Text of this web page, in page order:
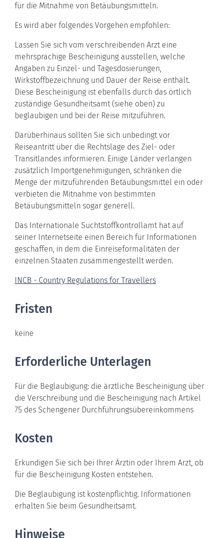
für die Mitnahme von Betäubungsmitteln.
Es wird aber folgendes Vorgehen empfohlen:
Lassen Sie sich vom verschreibenden Arzt eine
mehrsprachige Bescheinigung ausstellen, welche
Angaben zu Einzel- und Tagesdosierungen,
Wirkstoffbezeichnung und Dauer der Reise enthält.
Diese Bescheinigung ist ebenfalls durch das örtlich
zuständige Gesundheitsamt (siehe oben) zu
beglaubigen und bei der Reise mitzuführen.
Darüberhinaus sollten Sie sich unbedingt vor
Reiseantritt über die Rechtslage des Ziel- oder
Transitlandes informieren. Einige Länder verlangen
zusätzlich Importgenehmigungen, schränken die
Menge der mitzuführenden Betäubungsmittel ein oder
verbieten die Mitnahme von bestimmten
Betäubungsmitteln sogar generell.
Das Internationale Suchtstoffkontrollamt hat auf
seiner Internetseite einen Bereich für Informationen
geschaffen, in dem die Einreiseformalitäten der
einzelnen Staaten zusammengestellt werden.
INCB - Country Regulations for Travellers
Fristen
keine
Erforderliche Unterlagen
Für die Beglaubigung: die ärztliche Bescheinigung über
die Verschreibung und die Bescheinigung nach Artikel
75 des Schengener Durchführungsübereinkommens
Kosten
Erkundigen Sie sich bei Ihrer Ärztin oder Ihrem Arzt, ob
für die Bescheinigung Kosten entstehen.
Die Beglaubigung ist kostenpflichtig. Informationen
erhalten Sie beim Gesundheitsamt.
Hinweise